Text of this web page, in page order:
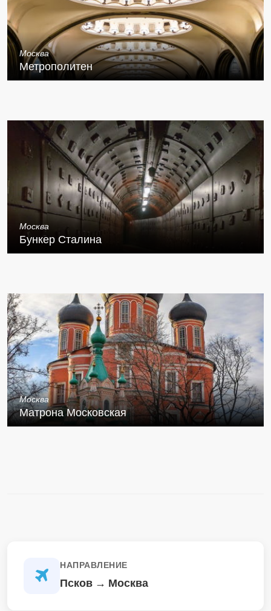
Москва
Метрополитен
Москва
Бункер Сталина
Москва
Матрона Московская
НАПРАВЛЕНИЕ
Псков → Москва